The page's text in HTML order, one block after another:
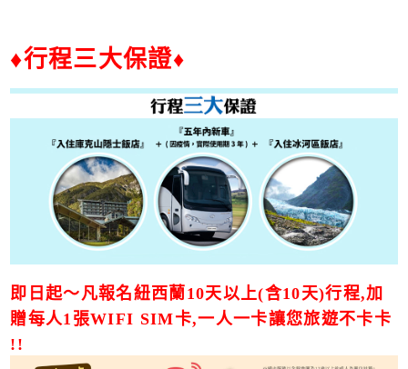
♦行程三大保證♦
即日起～凡報名紐西蘭10天以上(含10天)行程,加
贈每人1張WIFI SIM卡,一人一卡讓您旅遊不卡卡
!!